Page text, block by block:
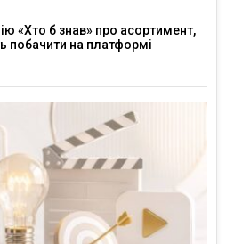
«Хто б знав» про асортимент,
побачити на платформі